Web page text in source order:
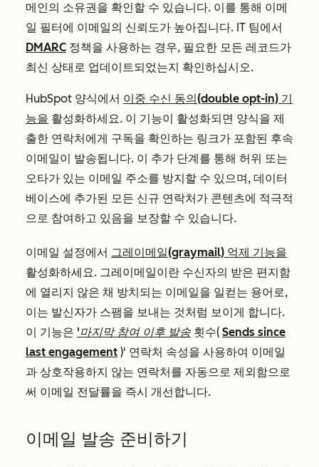
메인의 소유권을 확인할 수 있습니다. 이를 통해 이메
일 필터에 이메일의 신뢰도가 높아집니다. IT 팀에서
DMARC 정책을 사용하는 경우, 필요한 모든 레코드가
최신 상태로 업데이트되었는지 확인하십시오.
HubSpot 양식에서 이중 수신 동의(double opt-in) 기
능을 활성화하세요. 이 기능이 활성화되면 양식을 제
출한 연락처에게 구독을 확인하는 링크가 포함된 후속
이메일이 발송됩니다. 이 추가 단계를 통해 허위 또는
오타가 있는 이메일 주소를 방지할 수 있으며, 데이터
베이스에 추가된 모든 신규 연락처가 콘텐츠에 적극적
으로 참여하고 있음을 보장할 수 있습니다.
이메일 설정에서 그레이메일(graymail) 억제 기능을
활성화하세요. 그레이메일이란 수신자의 받은 편지함
에 열리지 않은 채 방치되는 이메일을 일컫는 용어로,
이는 발신자가 스팸을 보내는 것처럼 보이게 합니다.
이 기능은 '마지막 참여 이후 발송횟수( Sends since
last engagement )' 연락처 속성을 사용하여 이메일
과 상호작용하지 않는 연락처를 자동으로 제외함으로
써 이메일 전달률을 즉시 개선합니다.
이메일 발송 준비하기